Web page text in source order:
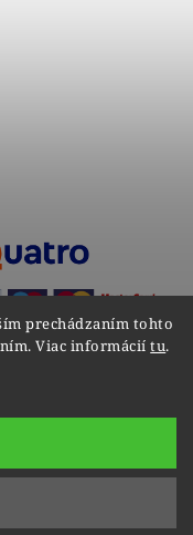
prechádzaním tohto
Viac informáciítu.